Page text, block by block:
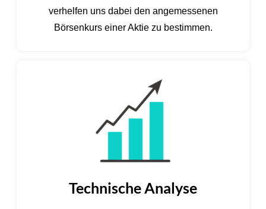
verhelfen uns dabei den angemessenen
Börsenkurs einer Aktie zu bestimmen.
Technische Analyse